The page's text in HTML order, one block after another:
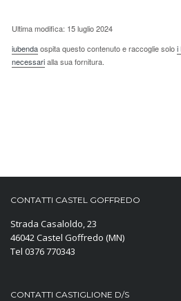
Ultima modifica: 15 luglio 2024
iubendaospita questo contenuto e raccoglie soloi
necessarialla sua fornitura.
CONTATTI CASTEL GOFFREDO
Strada Casaloldo, 23
46042 Castel Goffredo (MN)
Tel 0376 770343
CONTATTI CASTIGLIONE D/S